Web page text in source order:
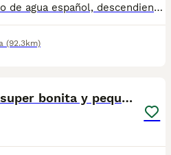
Excelente camada de perro de agua español, descendientes de las mejores líneas de sangre, súper cariñosos, y juguetones, aprenden con gran facilidad. Se entregan con dos meses de edad, vacunados, desparasitados y con su cartilla sanitaria. Para más información contacten sin compromiso. 675625832
(92.3km)
Última pomchi negra super bonita y pequeña